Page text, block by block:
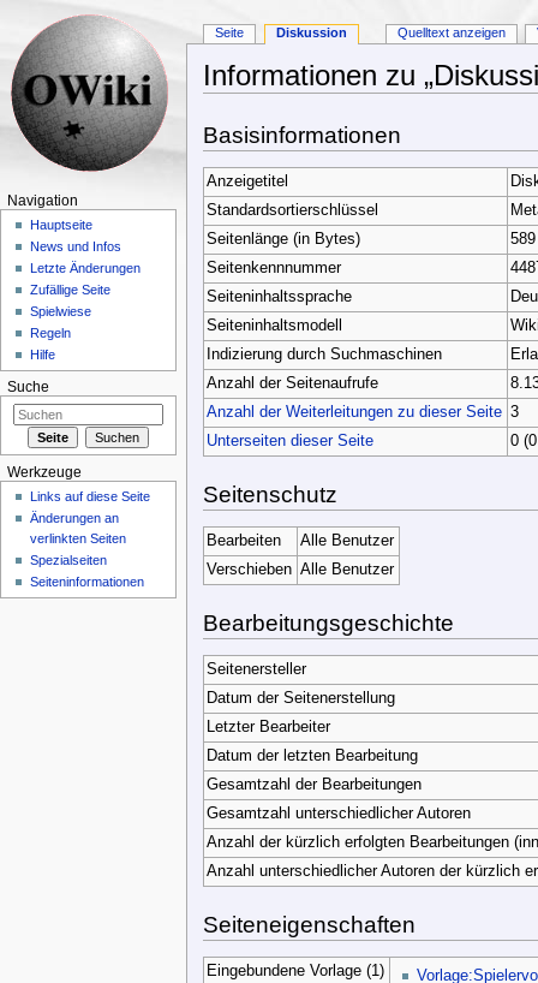
Informationen zu
Basisinformationen
Anzeigetitel
Standardsortierschlüssel
Seitenlänge (in Bytes)
589
Seitenkennnummer
Seiteninhaltssprache
Seiteninhaltsmodell
Indizierung durch Suchmaschinen
Anzahl der Seitenaufrufe
Anzahl der Weiterleitungen zu dieser Seite 3
Unterseiten dieser Seite
0
Seitenschutz
Bearbeiten
Alle Benutzer
Verschieben Alle Benutzer
Bearbeitungsgeschichte
Seitenersteller
Datum der Seitenerstellung
Letzter Bearbeiter
Datum der letzten Bearbeitung
Gesamtzahl der Bearbeitungen
Gesamtzahl unterschiedlicher Autoren
Anzahl der kürzlich erfolgten Bearbeitungen
Anzahl unterschiedlicher Autoren der kürzlich
Seiteneigenschaften
Eingebundene Vorlage (1)
Seite Diskussion Quelltext anzeigen
Navigation
Hauptseite
News und Infos
Letzte Änderungen
Zufällige Seite
Spielwiese
Regeln
Hilfe
Suche
Werkzeuge
Links auf diese Seite
Änderungen an
verlinkten Seiten
Spezialseiten
Seiteninformationen